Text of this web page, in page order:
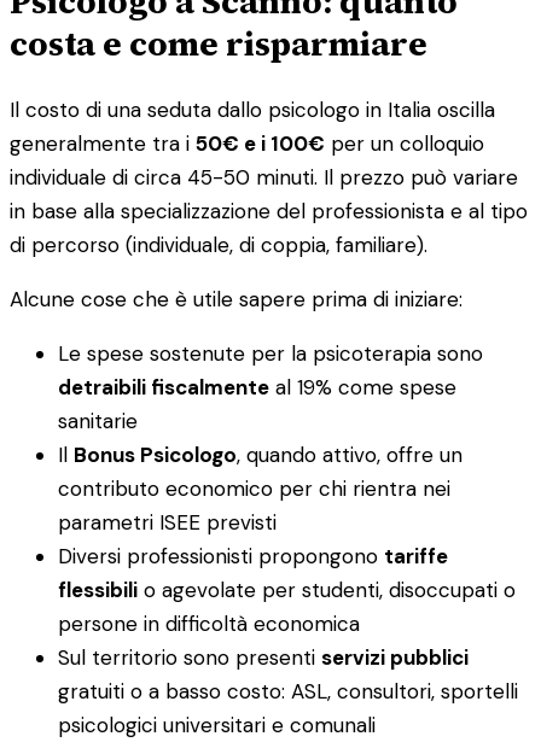
costa e come risparmiare
Il costo di una seduta dallo psicologo in Italia oscilla
generalmente tra i 50€ e i 100€ per un colloquio
individuale di circa 45-50 minuti. Il prezzo può variare
in base alla specializzazione del professionista e al tipo
di percorso (individuale, di coppia, familiare).
Alcune cose che è utile sapere prima di iniziare:
Le spese sostenute per la psicoterapia sono
detraibili fiscalmente al 19% come spese
sanitarie
Il Bonus Psicologo, quando attivo, offre un
contributo economico per chi rientra nei
parametri ISEE previsti
Diversi professionisti propongono tariffe
flessibili o agevolate per studenti, disoccupati o
persone in difficoltà economica
Sul territorio sono presenti servizi pubblici
gratuiti o a basso costo: ASL, consultori, sportelli
psicologici universitari e comunali